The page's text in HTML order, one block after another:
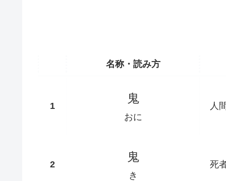
名称・読み方
鬼
おに
人
鬼
き
死